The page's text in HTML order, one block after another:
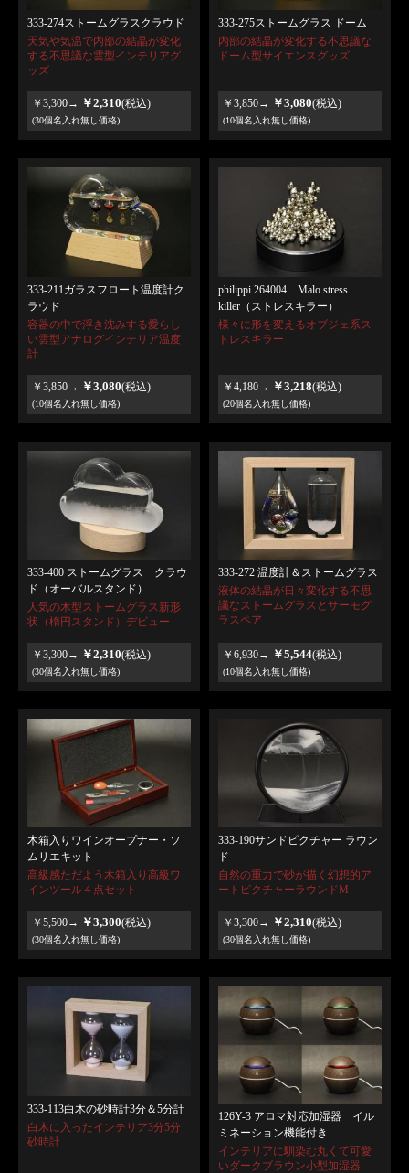
333-274ストームグラスクラウド
天気や気温で内部の結晶が変化
する不思議な雲型インテリアグ
ッズ
￥3,300→ ￥2,310(税込)
(30個名入れ無し価格)
333-275ストームグラス ドーム
内部の結晶が変化する不思議な
ドーム型サイエンスグッズ
￥3,850→ ￥3,080(税込)
(10個名入れ無し価格)
333-211ガラスフロート温度計ク
ラウド
容器の中で浮き沈みする愛らし
い雲型アナログインテリア温度
計
￥3,850→ ￥3,080(税込)
(10個名入れ無し価格)
philippi 264004 Malo stress
killer（ストレスキラー）
様々に形を変えるオブジェ系ス
トレスキラー
￥4,180→ ￥3,218(税込)
(20個名入れ無し価格)
333-400 ストームグラス クラウ
ド（オーバルスタンド）
人気の木型ストームグラス新形
状（楕円スタンド）デビュー
￥3,300→ ￥2,310(税込)
(30個名入れ無し価格)
333-272 温度計＆ストームグラス
液体の結晶が日々変化する不思
議なストームグラスとサーモグ
ラスペア
￥6,930→ ￥5,544(税込)
(10個名入れ無し価格)
木箱入りワインオープナー・ソ
ムリエキット
高級感ただよう木箱入り高級ワ
インツール４点セット
￥5,500→ ￥3,300(税込)
(30個名入れ無し価格)
333-190サンドピクチャー ラウン
ド
自然の重力で砂が描く幻想的ア
ートピクチャーラウンドM
￥3,300→ ￥2,310(税込)
(30個名入れ無し価格)
333-113白木の砂時計3分＆5分計
白木に入ったインテリア3分5分
砂時計
126Y-3 アロマ対応加湿器 イル
ミネーション機能付き
インテリアに馴染む丸くて可愛
いダークブラウン小型加湿器